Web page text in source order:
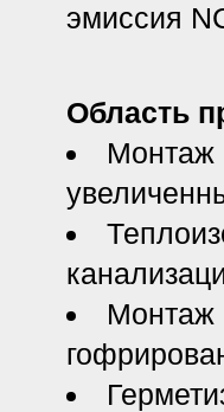
эмиссия
Область
Монтаж
Монтаж